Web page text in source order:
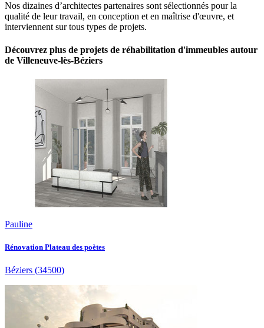
Nos dizaines d’architectes partenaires sont sélectionnés pour la
qualité de leur travail, en conception et en maîtrise d'œuvre, et
interviennent sur tous types de projets.
Découvrez plus de projets de réhabilitation d'immeubles autour
de Villeneuve-lès-Béziers
Pauline
Rénovation Plateau des poètes
Béziers (34500)